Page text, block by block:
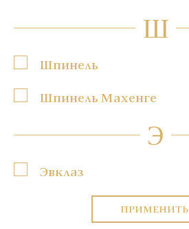
Ш
Шпинель
Шпинель Махенге
Э
Эвклаз
ПРИМЕНИТЬ